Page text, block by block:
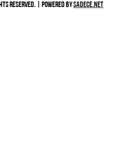
Reserved. | Powered bySadece.NET